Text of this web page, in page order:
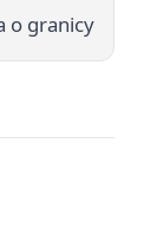
o granicy